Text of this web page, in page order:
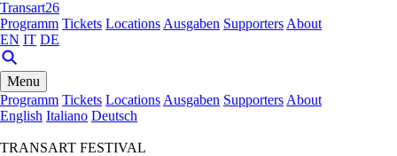
Transart26
Programm Tickets Locations Ausgaben Supporters About
EN IT DE
Menu
Programm Tickets Locations Ausgaben Supporters About
English Italiano Deutsch
TRANSART FESTIVAL